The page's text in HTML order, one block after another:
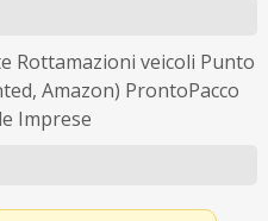
Rottamazioni veicoli Punto
Amazon) ProntoPacco
Imprese